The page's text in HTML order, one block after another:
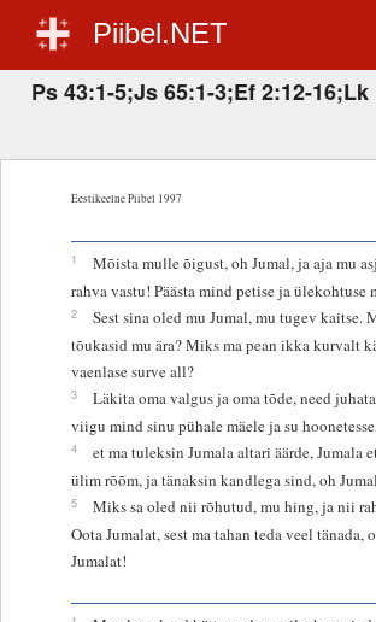
Piibel.NET
Ps 43:1-5;Js 65:1-3;Ef 2:12-16;Lk
Eestikeelne Piibel 1997
1
Mõista mulle õigust, oh Jumal, ja aja mu
rahva vastu! Päästa mind petise ja ülekohtuse
2
Sest sina oled mu Jumal, mu tugev kaitse.
tõukasid mu ära? Miks ma pean ikka kurvalt
vaenlase surve all?
3
Läkita oma valgus ja oma tõde, need
viigu mind sinu pühale mäele ja su hoonetesse,
4
et ma tuleksin Jumala altari äärde, Jumala
ülim rõõm, ja tänaksin kandlega sind, oh
5
Miks sa oled nii rõhutud, mu hing, ja nii
Oota Jumalat, sest ma tahan teda veel tänada,
Jumalat!